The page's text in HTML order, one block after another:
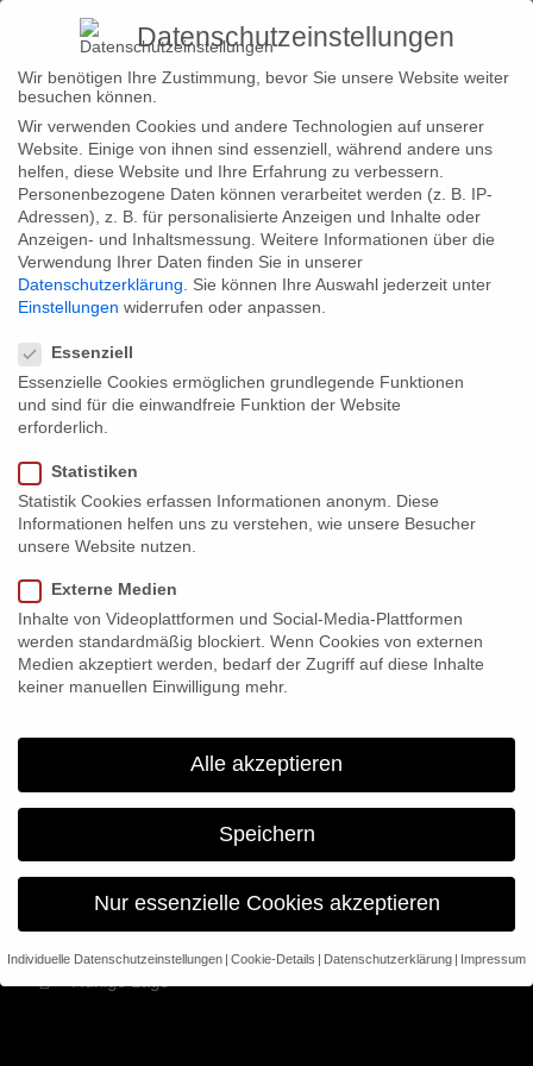
Kategorie:
Zimmerkategorien
Deluxe Einzelzimmer mit Balkon
Doppelzimmer mit Balkon
Suite
Familiensuite
Junior Suite
Comfort Dreibettzimmer
Deluxe Doppelzimmer
Ferienhaus auf
Norderney gesucht?
Entdecken Sie unsere Insel Residenzen!
3 exklusive Ferienhäuser
Raum für bis zu 8 Personen
Luxuriöse Ausstattung
Strandnähe
Datenschutzeinstellungen
Wir benötigen Ihre Zustimmung, bevor Sie unsere Website weiter
besuchen können.
Wir verwenden Cookies und andere Technologien auf unserer
Website. Einige von ihnen sind essenziell, während andere uns
helfen, diese Website und Ihre Erfahrung zu verbessern.
Personenbezogene Daten können verarbeitet werden (z. B. IP-
Adressen), z. B. für personalisierte Anzeigen und Inhalte oder
Anzeigen- und Inhaltsmessung. Weitere Informationen über die
Verwendung Ihrer Daten finden Sie in unserer
Datenschutzerklärung. Sie können Ihre Auswahl jederzeit unter
Einstellungen widerrufen oder anpassen.
Essenziell
Essenzielle Cookies ermöglichen grundlegende Funktionen
und sind für die einwandfreie Funktion der Website
erforderlich.
Statistiken
Statistik Cookies erfassen Informationen anonym. Diese
Informationen helfen uns zu verstehen, wie unsere Besucher
unsere Website nutzen.
Externe Medien
Inhalte von Videoplattformen und Social-Media-Plattformen
werden standardmäßig blockiert. Wenn Cookies von externen
Medien akzeptiert werden, bedarf der Zugriff auf diese Inhalte
keiner manuellen Einwilligung mehr.
Alle akzeptieren
Speichern
Nur essenzielle Cookies akzeptieren
Individuelle Datenschutzeinstellungen Cookie-Details Datenschutzerklärung Impressum
Datenschutzeinstellungen